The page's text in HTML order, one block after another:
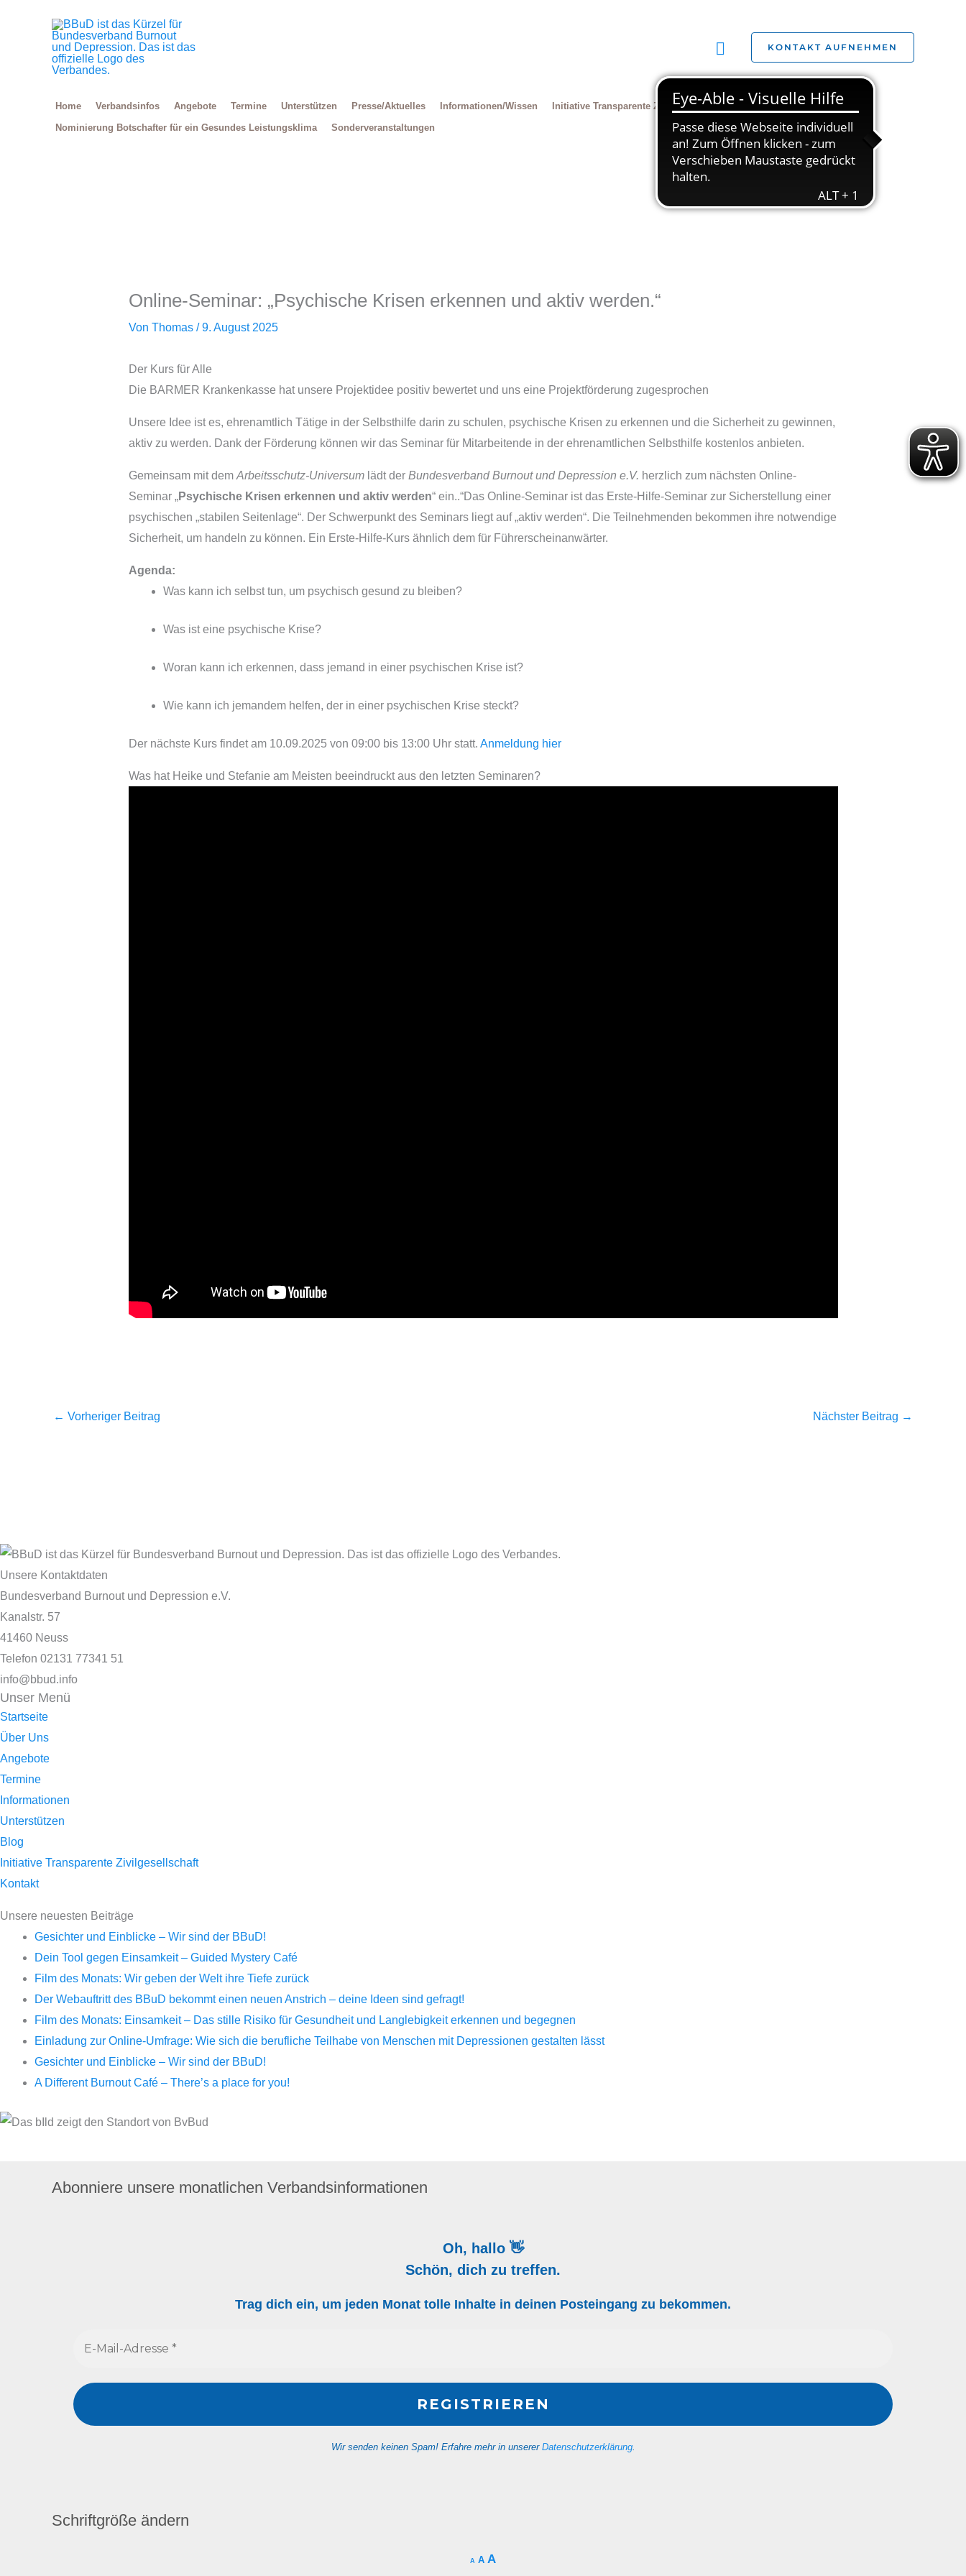
SuchenKONTAKT AUFNEHMEN
Home Verbandsinfos Angebote Termine Unterstützen Presse/Aktuelles Informationen/Wissen Initiative Transparente Zivilgesellschaft Jobs
Studien
Nominierung Botschafter für ein Gesundes Leistungsklima
Sonderveranstaltungen
Online-Seminar: „Psychische Krisen erkennen und aktiv werden.“
Von Thomas /9. August 2025
Der Kurs für Alle
Die BARMER Krankenkasse hat unsere Projektidee positiv bewertet und uns eine Projektförderung zugesprochen
Unsere Idee ist es, ehrenamtlich Tätige in der Selbsthilfe darin zu schulen, psychische Krisen zu erkennen und die Sicherheit zu gewinnen,
aktiv zu werden. Dank der Förderung können wir das Seminar für Mitarbeitende in der ehrenamtlichen Selbsthilfe kostenlos anbieten.
Gemeinsam mit demArbeitsschutz-Universumlädt der Bundesverband Burnout und Depression e.V. herzlich zum nächsten Online-
Seminar „Psychische Krisen erkennen und aktiv werden“ ein..“Das Online-Seminar ist das Erste-Hilfe-Seminar zur Sicherstellung einer
psychischen „stabilen Seitenlage“. Der Schwerpunkt des Seminars liegt auf „aktiv werden“. Die Teilnehmenden bekommen ihre notwendige
Sicherheit, um handeln zu können. Ein Erste-Hilfe-Kurs ähnlich dem für Führerscheinanwärter.
Agenda:
Was kann ich selbst tun, um psychisch gesund zu bleiben?
Was ist eine psychische Krise?
Woran kann ich erkennen, dass jemand in einer psychischen Krise ist?
Wie kann ich jemandem helfen, der in einer psychischen Krise steckt?
Der nächste Kurs findet am 10.09.2025 von 09:00 bis 13:00 Uhr statt. Anmeldung hier
Was hat Heike und Stefanie am Meisten beeindruckt aus den letzten Seminaren?
← Vorheriger Beitrag Nächster Beitrag →
Unsere Kontaktdaten
Bundesverband Burnout und Depression e.V.
Kanalstr. 57
41460 Neuss
Telefon 02131 77341 51
info@bbud.info
Unser Menü
Startseite
Über Uns
Angebote
Termine
Informationen
Unterstützen
Blog
Initiative Transparente Zivilgesellschaft
Kontakt
Unsere neuesten Beiträge
Gesichter und Einblicke – Wir sind der BBuD!
Dein Tool gegen Einsamkeit – Guided Mystery Café
Film des Monats: Wir geben der Welt ihre Tiefe zurück
Der Webauftritt des BBuD bekommt einen neuen Anstrich – deine Ideen sind gefragt!
Film des Monats: Einsamkeit – Das stille Risiko für Gesundheit und Langlebigkeit erkennen und begegnen
Einladung zur Online-Umfrage: Wie sich die berufliche Teilhabe von Menschen mit Depressionen gestalten lässt
Gesichter und Einblicke – Wir sind der BBuD!
A Different Burnout Café – There’s a place for you!
Abonniere unsere monatlichen Verbandsinformationen
Oh, hallo 👋
Schön, dich zu treffen.
Trag dich ein, um jeden Monat tolle Inhalte in deinen Posteingang zu bekommen.
Wir senden keinen Spam! Erfahre mehr in unserer Datenschutzerklärung.
Schriftgröße ändern
A A A